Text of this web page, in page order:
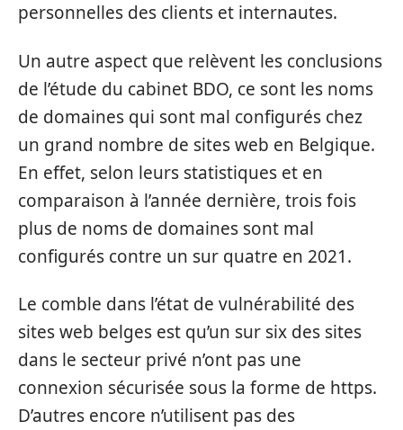
personnelles des clients et internautes.
Un autre aspect que relèvent les conclusions
de l’étude du cabinet BDO, ce sont les noms
de domaines qui sont mal configurés chez
un grand nombre de sites web en Belgique.
En effet, selon leurs statistiques et en
comparaison à l’année dernière, trois fois
plus de noms de domaines sont mal
configurés contre un sur quatre en 2021.
Le comble dans l’état de vulnérabilité des
sites web belges est qu’un sur six des sites
dans le secteur privé n’ont pas une
connexion sécurisée sous la forme de https.
D’autres encore n’utilisent pas des